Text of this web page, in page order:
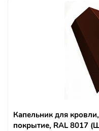
Капельник для
покрытие, RAL 8017